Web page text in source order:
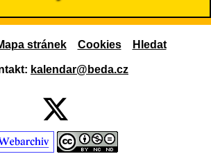
stránek Cookies Hledat
kalendar@beda.cz